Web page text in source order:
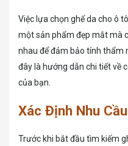
Việc lựa chọn ghế da cho ô
một sản phẩm đẹp mắt mà
nhau để đảm bảo tính thẩm
đây là hướng dẫn chi tiết về
của bạn.
Xác Định Nhu
Trước khi bắt đầu tìm kiếm